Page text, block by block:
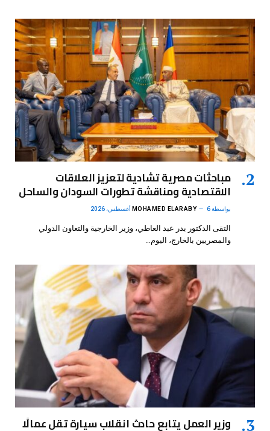
مباحثات مصرية تشادية لتعزيز العلاقات
الاقتصادية ومناقشة تطورات السودان والساحل
بواسطة MOHAMED ELARABY 6 أغسطس، 2026
التقى الدكتور بدر عبد العاطي، وزير الخارجية والتعاون الدولي
والمصريين بالخارج، اليوم…
وزير العمل يتابع حادث انقلاب سيارة تقل عمالًا